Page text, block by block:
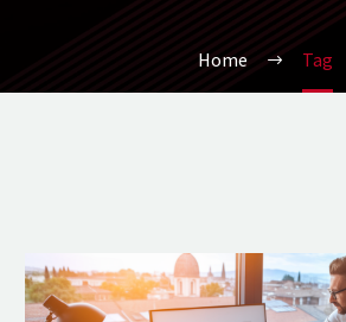
Home Tag